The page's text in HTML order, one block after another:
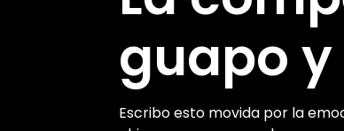
guapo
Escribo esto movida por la